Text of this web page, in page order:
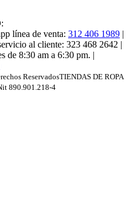
línea de venta: 312 406 1989 |
al cliente: 323 468 2642 |
de 8:30 am a 6:30 pm. |
ReservadosTIENDAS DE ROPA
890.901.218-4